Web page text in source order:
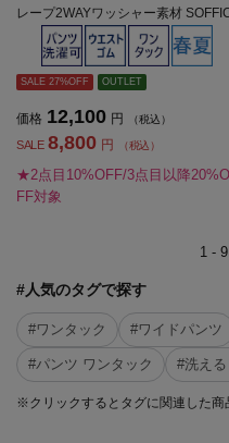
レープ2WAYワッシャー素材
E 【レディース】
SALE 27%OFF OUTLET
価格 12,100 円 （税込）
SALE 8,800 円 （税込）
★2点目10%OFF/3点目以降20%O
FF対象
1 - 9
#人気のタグで探す
#ワンタック #ワイドパンツ
#パンツ ワンタック #洗え
※クリックするとタグに関連した商